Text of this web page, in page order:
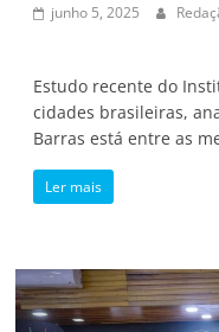
junho 5, 2025
Estudo recente do
cidades brasileiras,
Barras está entre as
Ler mais